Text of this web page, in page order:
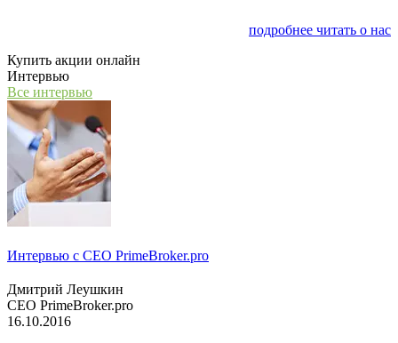
подробнее читать о нас
Купить акции онлайн
Интервью
Все интервью
Интервью с СЕО PrimeBroker.pro
Дмитрий Леушкин
СЕО PrimeBroker.pro
16.10.2016